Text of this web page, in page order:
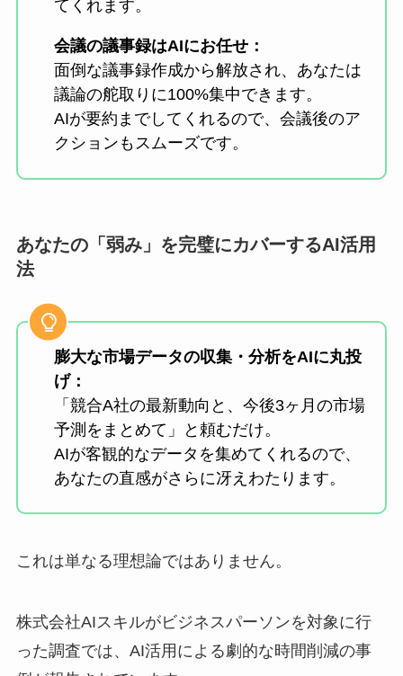
てくれます。
会議の議事録はAIにお任せ：
面倒な議事録作成から解放され、あなたは
議論の舵取りに100%集中できます。
AIが要約までしてくれるので、会議後のア
クションもスムーズです。
あなたの「弱み」を完璧にカバーするAI活用
法
膨大な市場データの収集・分析をAIに丸投
げ：
「競合A社の最新動向と、今後3ヶ月の市場
予測をまとめて」と頼むだけ。
AIが客観的なデータを集めてくれるので、
あなたの直感がさらに冴えわたります。
これは単なる理想論ではありません。
株式会社AIスキルがビジネスパーソンを対象に行
った調査では、AI活用による劇的な時間削減の事